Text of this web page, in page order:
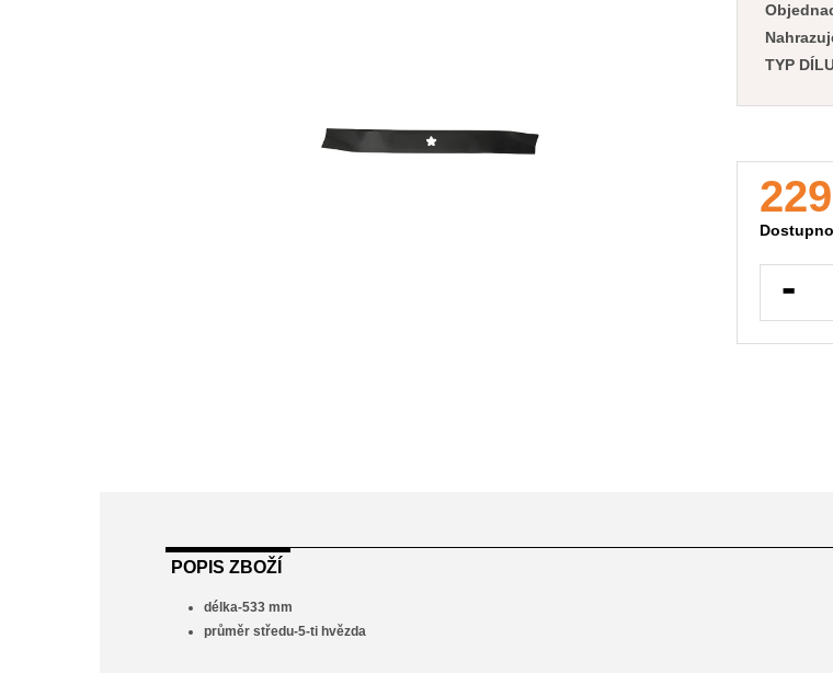
TYP
-
POPIS ZBOŽÍ
délka-533 mm
průměr středu-5-ti hvězda